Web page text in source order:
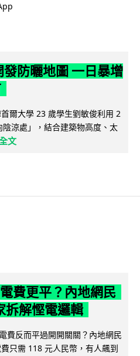
防曬地圖 一日暴增
爾大學 23 歲學生劉敏俊利用 2
涼處」，結合建築物高度、太
文
費更平？內地網民
拆解慳電邏輯
費反而平過開開關關？內地網民
只需 118 元人民幣，有人飆到